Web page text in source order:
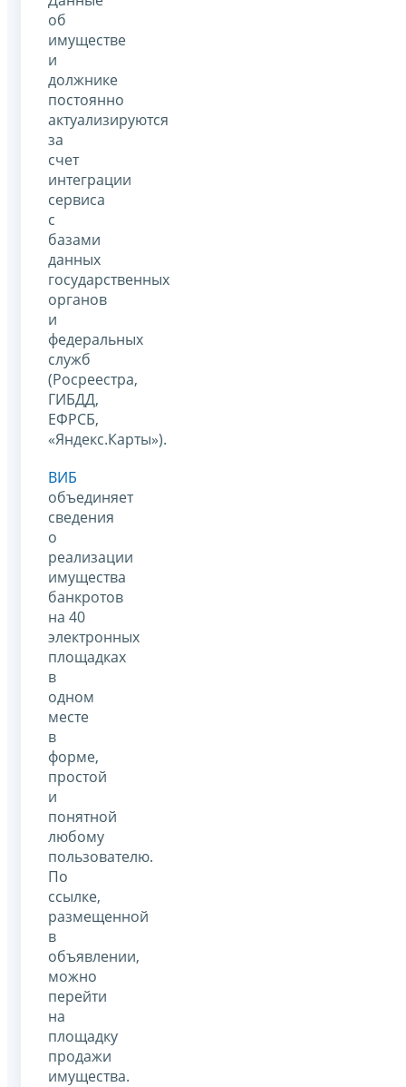
об
имуществе
и
должнике
постоянно
актуализируются
за
счет
интеграции
сервиса
с
базами
данных
государственных
органов
и
федеральных
служб
(Росреестра,
ГИБДД,
ЕФРСБ,
«Яндекс.Карты»).
ВИБ
объединяет
сведения
о
реализации
имущества
банкротов
на 40
электронных
площадках
в
одном
месте
в
форме,
простой
и
понятной
любому
пользователю.
По
ссылке,
размещенной
в
объявлении,
можно
перейти
на
площадку
продажи
имущества.